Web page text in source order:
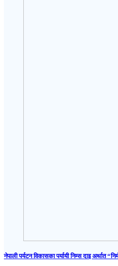
नेपाली पर्यटन विकासका पर्यायी निम्स दाइ अर्थात